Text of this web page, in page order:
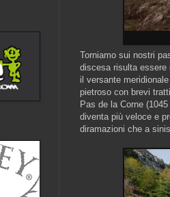
Torniamo sui nostri
discesa risulta essere
il versante
pietroso con brevi
Pas de la Corne
diventa più veloce e
diramazioni che a